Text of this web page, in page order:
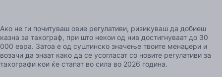
Ако не ги почитуваш овие регулативи, ризикуваш да добиеш
казна за тахограф, при што некои од нив достигнуваат до 30
000 евра. Затоа е од суштинско значење твоите менаџери и
возачи да знаат како да се усогласат со новите регулативи за
тахографи кои ќе стапат во сила во 2026 година.